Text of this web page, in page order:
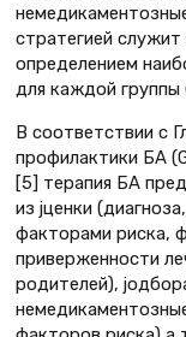
стратегией
определением
для каждой группы
В соответствии с
профилактики БА
[5] терапия БА
из jценки
факторами риска,
приверженности
родителей),